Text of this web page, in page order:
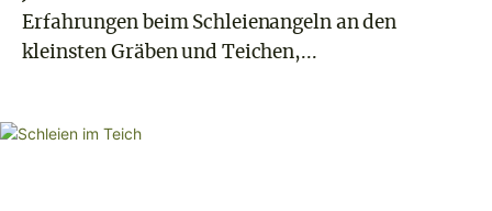
Erfahrungen beim Schleienangeln an den
kleinsten Gräben und Teichen,...